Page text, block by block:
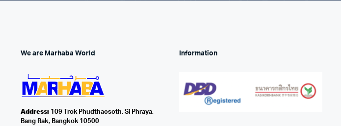
We are Marhaba World
Address:109 Trok Phudthaosoth, Si Phraya,
Bang Rak, Bangkok 10500
Information